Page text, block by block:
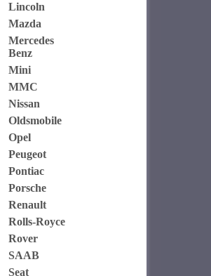
Lincoln
Mazda
Mercedes
Benz
Mini
MMC
Nissan
Oldsmobile
Opel
Peugeot
Pontiac
Porsche
Renault
Rolls-Royce
Rover
SAAB
Seat